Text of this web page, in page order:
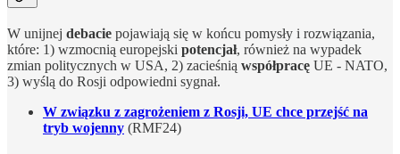
W unijnej debacie pojawiają się w końcu pomysły i rozwiązania,
które: 1) wzmocnią europejski potencjał, również na wypadek
zmian politycznych w USA, 2) zacieśnią współpracę UE - NATO,
3) wyślą do Rosji odpowiedni sygnał.
W związku z zagrożeniem z Rosji, UE chce przejść na
tryb wojenny (RMF24)